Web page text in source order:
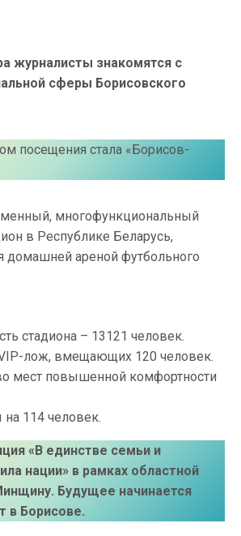
журналисты знакомятся с
сферы Борисовского
посещения стала «Борисов-
многофункциональный
в Республике Беларусь,
домашней ареной футбольного
стадиона – 13121 человек.
лож, вмещающих 120 человек.
мест повышенной комфортности
114 человек.
«В единстве семьи и
нации» в рамках областной
Будущее начинается
в Борисове.